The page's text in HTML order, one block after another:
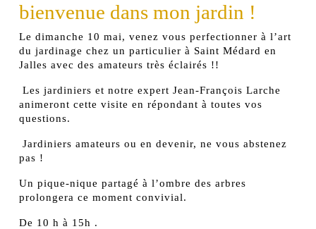
bienvenue dans mon jardin !
Le dimanche 10 mai, venez vous perfectionner à l’art
du jardinage chez un particulier à Saint Médard en
Jalles avec des amateurs très éclairés !!
Les jardiniers et notre expert Jean-François Larche
animeront cette visite en répondant à toutes vos
questions.
Jardiniers amateurs ou en devenir, ne vous abstenez
pas !
Un pique-nique partagé à l’ombre des arbres
prolongera ce moment convivial.
De 10 h à 15h .